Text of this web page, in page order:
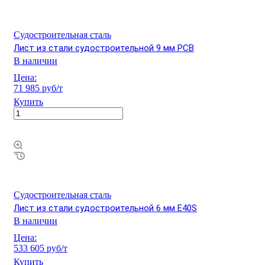
Судостроительная сталь
Лист из стали судостроительной 9 мм РСВ
В наличии
Цена:
71 985 руб/т
Купить
Судостроительная сталь
Лист из стали судостроительной 6 мм Е40S
В наличии
Цена:
533 605 руб/т
Купить